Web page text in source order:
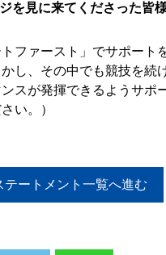
を見に来てくださった皆
ファースト」でサポート
し、その中でも競技を
スが発揮できるようサポ
い。）
テートメント一覧へ進む